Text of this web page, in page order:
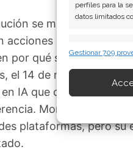
perfiles para la
datos limitados
información
Garantizar
fallos,
Gestionar 709
se multiplican. En
acciones por valor de
por qué ser una
el 14 de mayo debutó
IA que compite
Morningstar lo
plataformas, pero